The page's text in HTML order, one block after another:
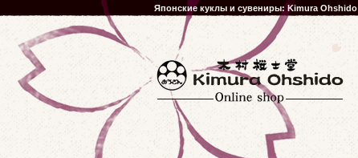
Японские куклы и сувениры: Kimura Ohshido